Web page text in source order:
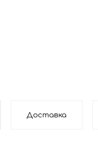
Доставка